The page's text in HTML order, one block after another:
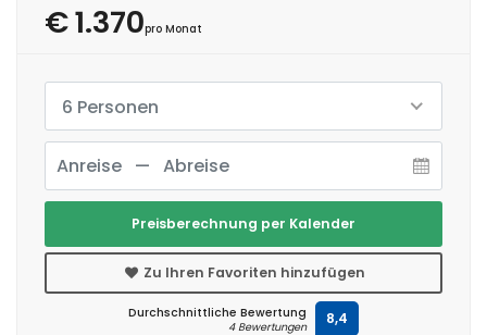
€ 1.370pro Monat
6 Personen
Preisberechnung per Kalender
Zu Ihren Favoriten hinzufügen
Durchschnittliche Bewertung
4 Bewertungen 8,4